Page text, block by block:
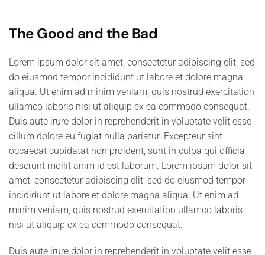
The Good and the Bad
Lorem ipsum dolor sit amet, consectetur adipiscing elit, sed
do eiusmod tempor incididunt ut labore et dolore magna
aliqua. Ut enim ad minim veniam, quis nostrud exercitation
ullamco laboris nisi ut aliquip ex ea commodo consequat.
Duis aute irure dolor in reprehenderit in voluptate velit esse
cillum dolore eu fugiat nulla pariatur. Excepteur sint
occaecat cupidatat non proident, sunt in culpa qui officia
deserunt mollit anim id est laborum. Lorem ipsum dolor sit
amet, consectetur adipiscing elit, sed do eiusmod tempor
incididunt ut labore et dolore magna aliqua. Ut enim ad
minim veniam, quis nostrud exercitation ullamco laboris
nisi ut aliquip ex ea commodo consequat.
Duis aute irure dolor in reprehenderit in voluptate velit esse